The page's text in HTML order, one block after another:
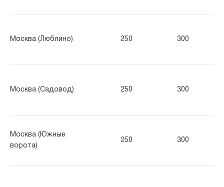
Москва (Люблино) 250 300
Москва (Садовод) 250 300
Москва (Южные
ворота)
250 300